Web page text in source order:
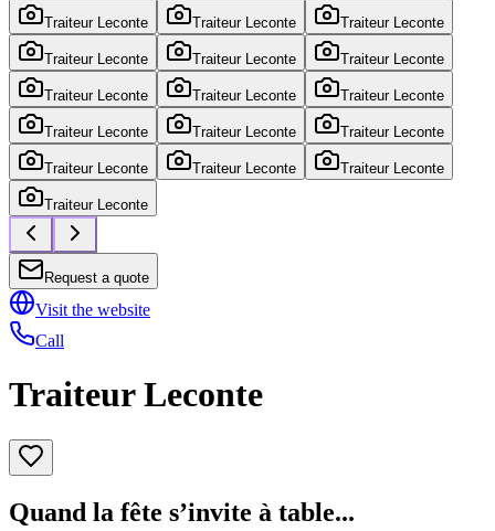
Traiteur Leconte Traiteur Leconte Traiteur Leconte
Traiteur Leconte Traiteur Leconte Traiteur Leconte
Traiteur Leconte Traiteur Leconte Traiteur Leconte
Traiteur Leconte Traiteur Leconte Traiteur Leconte
Traiteur Leconte Traiteur Leconte Traiteur Leconte
Traiteur Leconte
Request a quote
Visit the website
Call
Traiteur Leconte
Quand la fête s’invite à table...